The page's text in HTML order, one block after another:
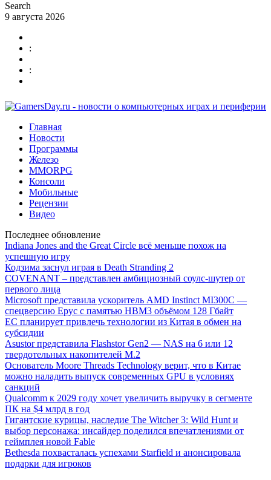
Search
9 августа 2026
:
:
Главная
Новости
Программы
Железо
MMORPG
Консоли
Мобильные
Рецензии
Видео
Последнее обновление
Indiana Jones and the Great Circle всё меньше похож на
успешную игру
Кодзима заснул играя в Death Stranding 2
COVENANT – представлен амбициозный соулс-шутер от
первого лица
Microsoft представила ускоритель AMD Instinct MI300C —
спецверсию Epyc с памятью HBM3 объёмом 128 Гбайт
ЕС планирует привлечь технологии из Китая в обмен на
субсидии
Asustor представила Flashstor Gen2 — NAS на 6 или 12
твердотельных накопителей M.2
Основатель Moore Threads Technology верит, что в Китае
можно наладить выпуск современных GPU в условиях
санкций
Qualcomm к 2029 году хочет увеличить выручку в сегменте
ПК на $4 млрд в год
Гигантские курицы, наследие The Witcher 3: Wild Hunt и
выбор персонажа: инсайдер поделился впечатлениями от
геймплея новой Fable
Bethesda похвасталась успехами Starfield и анонсировала
подарки для игроков